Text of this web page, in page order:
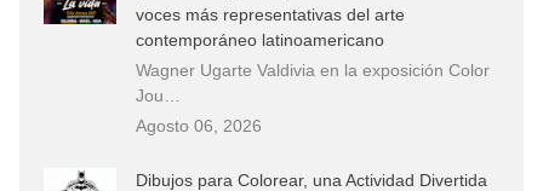
voces más representativas del arte
contemporáneo latinoamericano
Wagner Ugarte Valdivia en la exposición Color
Jou…
Agosto 06, 2026
Dibujos para Colorear, una Actividad Divertida